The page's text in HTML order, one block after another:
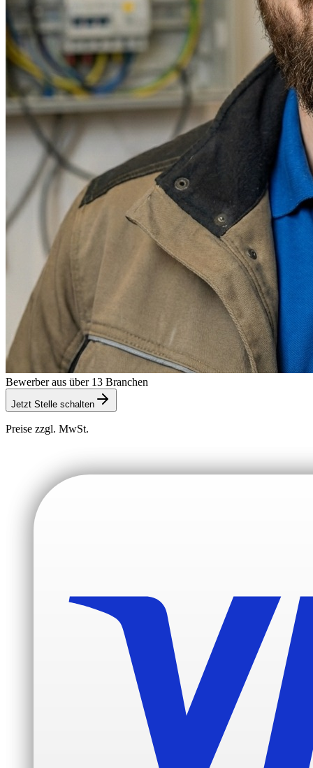
Bewerber aus über 13 Branchen
Jetzt Stelle schalten
Preise zzgl. MwSt.